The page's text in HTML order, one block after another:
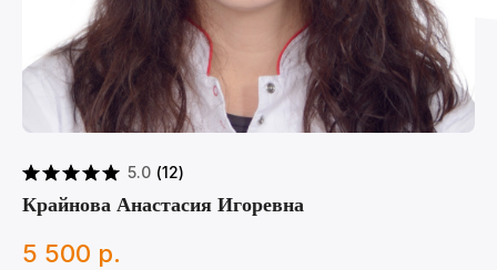
5.0 (12)
Крайнова Анастасия Игоревна
5 500 р.